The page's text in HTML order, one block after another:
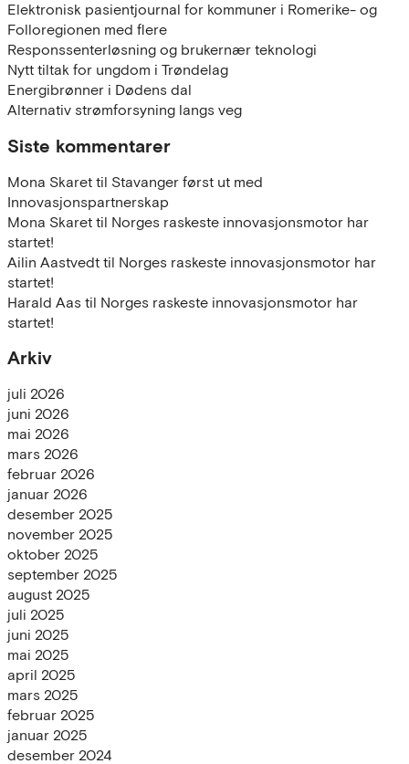
Elektronisk pasientjournal for kommuner i Romerike- og
Folloregionen med flere
Responssenterløsning og brukernær teknologi
Nytt tiltak for ungdom i Trøndelag
Energibrønner i Dødens dal
Alternativ strømforsyning langs veg
Siste kommentarer
Mona Skaret til Stavanger først ut med
Innovasjonspartnerskap
Mona Skaret til Norges raskeste innovasjonsmotor har
startet!
Ailin Aastvedt til Norges raskeste innovasjonsmotor har
startet!
Harald Aas til Norges raskeste innovasjonsmotor har
startet!
Arkiv
juli 2026
juni 2026
mai 2026
mars 2026
februar 2026
januar 2026
desember 2025
november 2025
oktober 2025
september 2025
august 2025
juli 2025
juni 2025
mai 2025
april 2025
mars 2025
februar 2025
januar 2025
desember 2024